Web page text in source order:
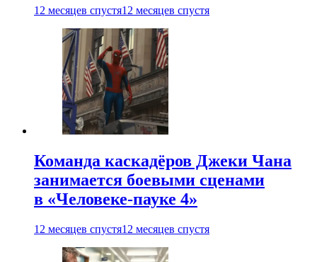
12 месяцев спустя12 месяцев спустя
Команда каскадёров Джеки Чана
занимается боевыми сценами
в «Человеке-пауке 4»
12 месяцев спустя12 месяцев спустя